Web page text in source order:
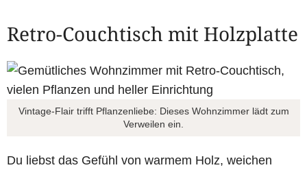
Retro-Couchtisch mit Holzplatte
Vintage-Flair trifft Pflanzenliebe: Dieses Wohnzimmer lädt zum
Verweilen ein.
Du liebst das Gefühl von warmem Holz, weichen